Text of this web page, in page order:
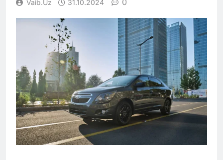
Vaib.uz 31.10.2024 0